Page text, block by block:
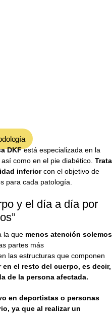
DKFestá especializada en la
como en el pie diabético. Trata
inferiorcon el objetivo de
para cada patología.
y el día a día por
la que menos atención solemos
partes más
las estructuras que componen
el resto del cuerpo, es decir,
de la persona afectada.
en deportistas o personas
ya que al realizar un